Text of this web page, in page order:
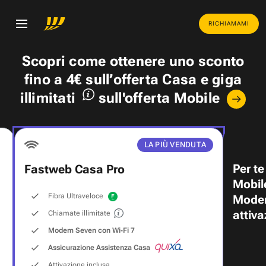
RICHIAMAMI
Scopri come ottenere uno sconto
fino a 4€ sull’offerta Casa egiga
illimitati
sull'offerta Mobile
LA PIÙ VENDUTA
Fastweb Casa Pro
Fibra Ultraveloce
Chiamate illimitate
Modem Seven con Wi‑Fi 7
Assicurazione Assistenza Casa
Per